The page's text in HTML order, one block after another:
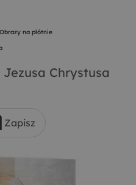
Obrazy na płótnie
Chrystusa
Zapisz